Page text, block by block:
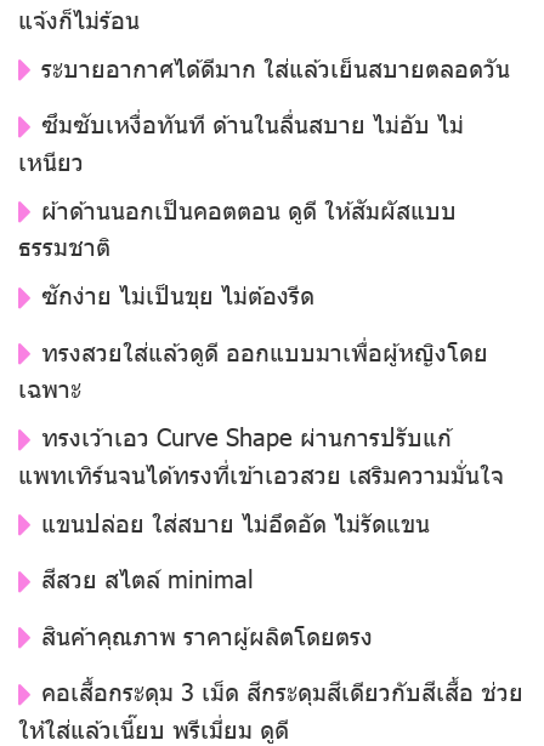
แจ้งก็ไม่ร้อน
ระบายอากาศได้ดีมาก ใส่แล้วเย็นสบายตลอดวัน
ซึมซับเหงื่อทันที ด้านในลื่นสบาย ไม่อับ ไม่
เหนียว
ผ้าด้านนอกเป็นคอตตอน ดูดี ให้สัมผัสแบบ
ธรรมชาติ
ซักง่าย ไม่เป็นขุย ไม่ต้องรีด
ทรงสวยใส่แล้วดูดี ออกแบบมาเพื่อผู้หญิงโดย
เฉพาะ
ทรงเว้าเอว Curve Shape ผ่านการปรับแก้
แพทเทิร์นจนได้ทรงที่เข้าเอวสวย เสริมความมั่นใจ
แขนปล่อย ใส่สบาย ไม่อึดอัด ไม่รัดแขน
สีสวย สไตล์ minimal
สินค้าคุณภาพ ราคาผู้ผลิตโดยตรง
คอเสื้อกระดุม 3 เม็ด สีกระดุมสีเดียวกับสีเสื้อ ช่วย
ให้ใส่แล้วเนี๊ยบ พรีเมี่ยม ดูดี